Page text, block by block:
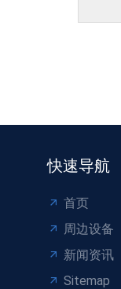
快速导航
首页
周边设备
新闻资讯
Sitemap